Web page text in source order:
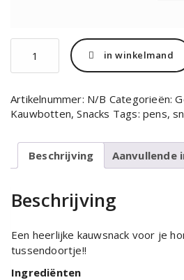
struisvogel
in winkelmand
Artikelnummer: N/B Categorieën:
Kauwbotten,Snacks Tags:pens,
Beschrijving Aanvullende
Beschrijving
Een heerlijke kauwsnack voor je
tussendoortje!!
Ingrediënten